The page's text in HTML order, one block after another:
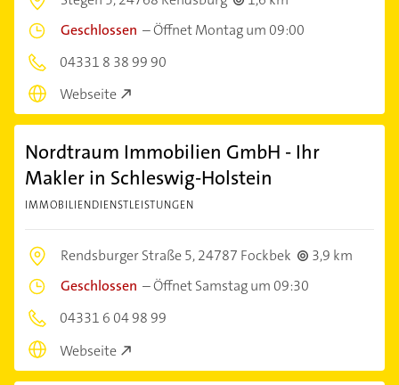
Geschlossen –Öffnet Montag um 09:00
04331 8 38 99 90
Webseite
Nordtraum Immobilien GmbH - Ihr
Makler in Schleswig-Holstein
IMMOBILIENDIENSTLEISTUNGEN
Rendsburger Straße 5,24787 Fockbek
3,9 km
Geschlossen –Öffnet Samstag um 09:30
04331 6 04 98 99
Webseite